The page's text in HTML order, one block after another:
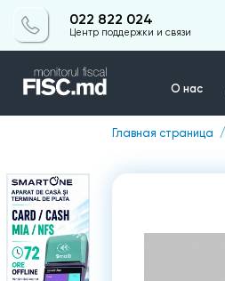
022 822 024
Центр поддержки и связи
О нас
Главная страница